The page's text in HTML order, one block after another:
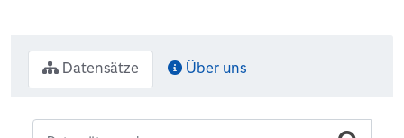
Datensätze Über uns